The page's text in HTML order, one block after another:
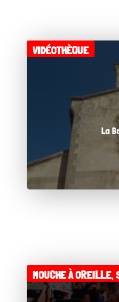
La
VIDÉOTHÈQUE
MOUCHE À OREILLE,